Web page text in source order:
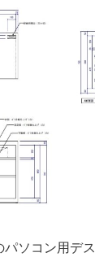
ソコン用デス